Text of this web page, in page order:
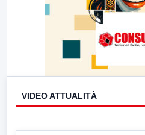
VIDEO ATTUALITÀ